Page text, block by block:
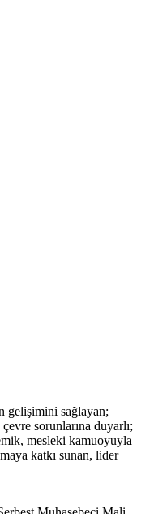
gelişimini sağlayan;
sorunlarına duyarlı;
mesleki kamuoyuyla
katkı sunan, lider